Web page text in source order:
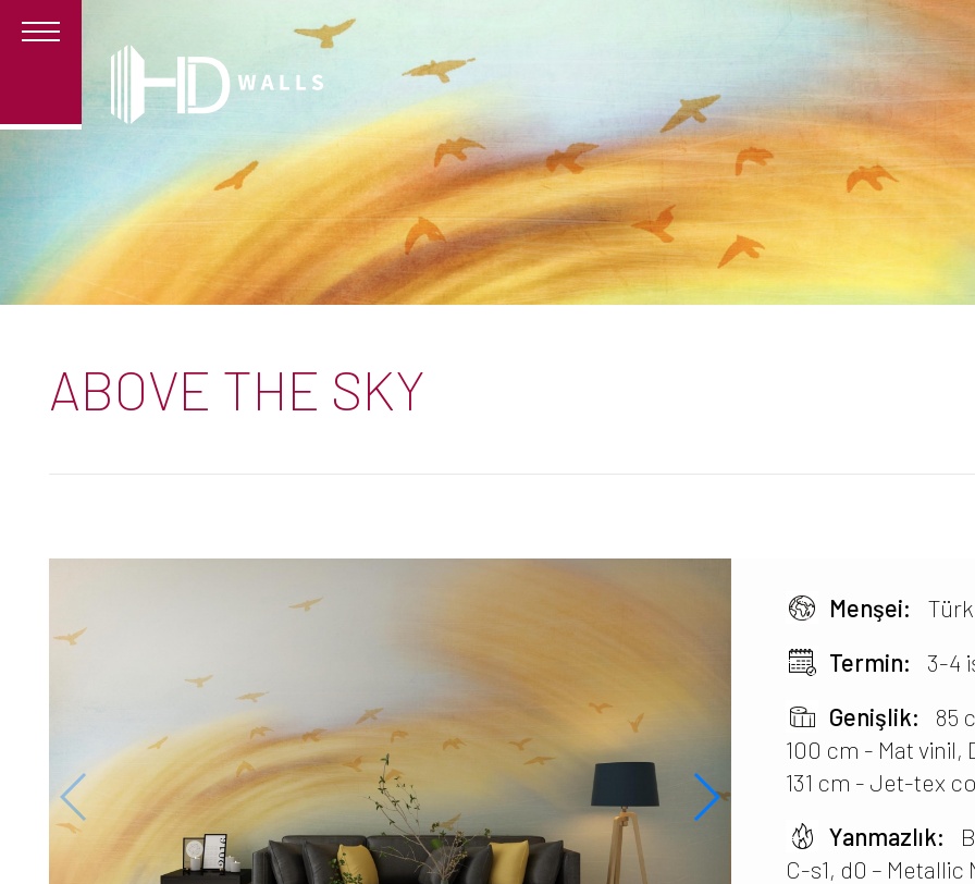
ABOVE THE SKY
Menşei:
Termin:
3-4
Genişlik:
85
100 cm - Mat vinil,
131 cm - Jet-tex
Yanmazlık:
C-s1, d0 –